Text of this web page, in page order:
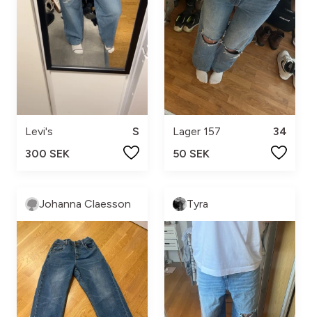
Levi's
S
300 SEK
Lager 157
34
50 SEK
Johanna Claesson Tyra